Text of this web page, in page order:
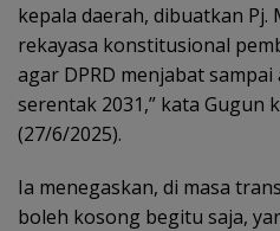
kepala daerah, dibuatkan Pj.
rekayasa konstitusional
agar DPRD menjabat
serentak 2031,” kata Gugun
(27/6/2025).
Ia menegaskan, di masa
boleh kosong begitu saja,